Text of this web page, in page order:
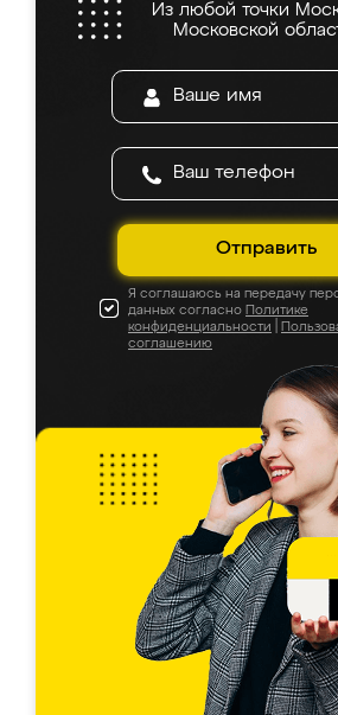
Из любой точки
Московской
Отправить
Я соглашаюсь на передачу
данных согласно Политике
конфиденциальности
соглашению